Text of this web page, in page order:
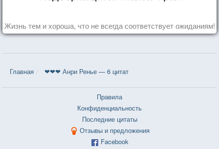
Жизнь тем и хороша, что не всегда соответствует ожиданиям!
Главная ❤❤❤ Анри Ренье — 6 цитат
Правила
Конфиденциальность
Последние цитаты
Отзывы и предложения
Facebook